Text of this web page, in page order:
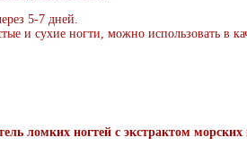
5-7 дней.
и сухие ногти, можно использовать в
ломких ногтей с экстрактом морских